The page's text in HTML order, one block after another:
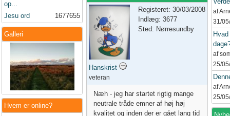
op...
Jesu ord 1677655
Galleri
Hvem er online?
Hanskrist
veteran
Registeret: 30/03/2008
Indlæg: 3677
Sted: Nørresundby
Næh - jeg har startet rigtig mange
neutrale tråde emner af høj høj
kvalitet og inden der er gået lang tid
af
31/
af
25/
af
25/